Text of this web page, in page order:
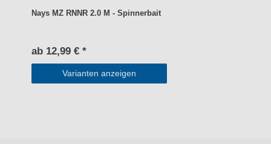
Nays MZ RNNR 2.0 M - Spinnerbait
ab 12,99 € *
Varianten anzeigen